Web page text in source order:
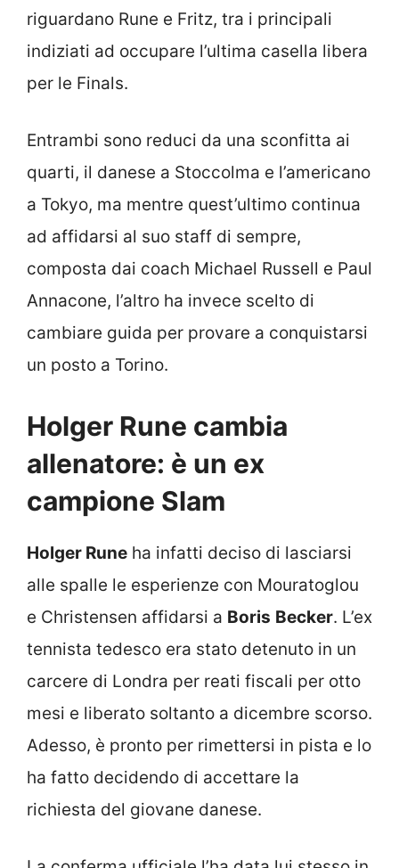
riguardano Rune e Fritz, tra i principali
indiziati ad occupare l’ultima casella libera
per le Finals.
Entrambi sono reduci da una sconfitta ai
quarti, il danese a Stoccolma e l’americano
a Tokyo, ma mentre quest’ultimo continua
ad affidarsi al suo staff di sempre,
composta dai coach Michael Russell e Paul
Annacone, l’altro ha invece scelto di
cambiare guida per provare a conquistarsi
un posto a Torino.
Holger Rune cambia
allenatore: è un ex
campione Slam
Holger Rune ha infatti deciso di lasciarsi
alle spalle le esperienze con Mouratoglou
e Christensen affidarsi a Boris Becker. L’ex
tennista tedesco era stato detenuto in un
carcere di Londra per reati fiscali per otto
mesi e liberato soltanto a dicembre scorso.
Adesso, è pronto per rimettersi in pista e lo
ha fatto decidendo di accettare la
richiesta del giovane danese.